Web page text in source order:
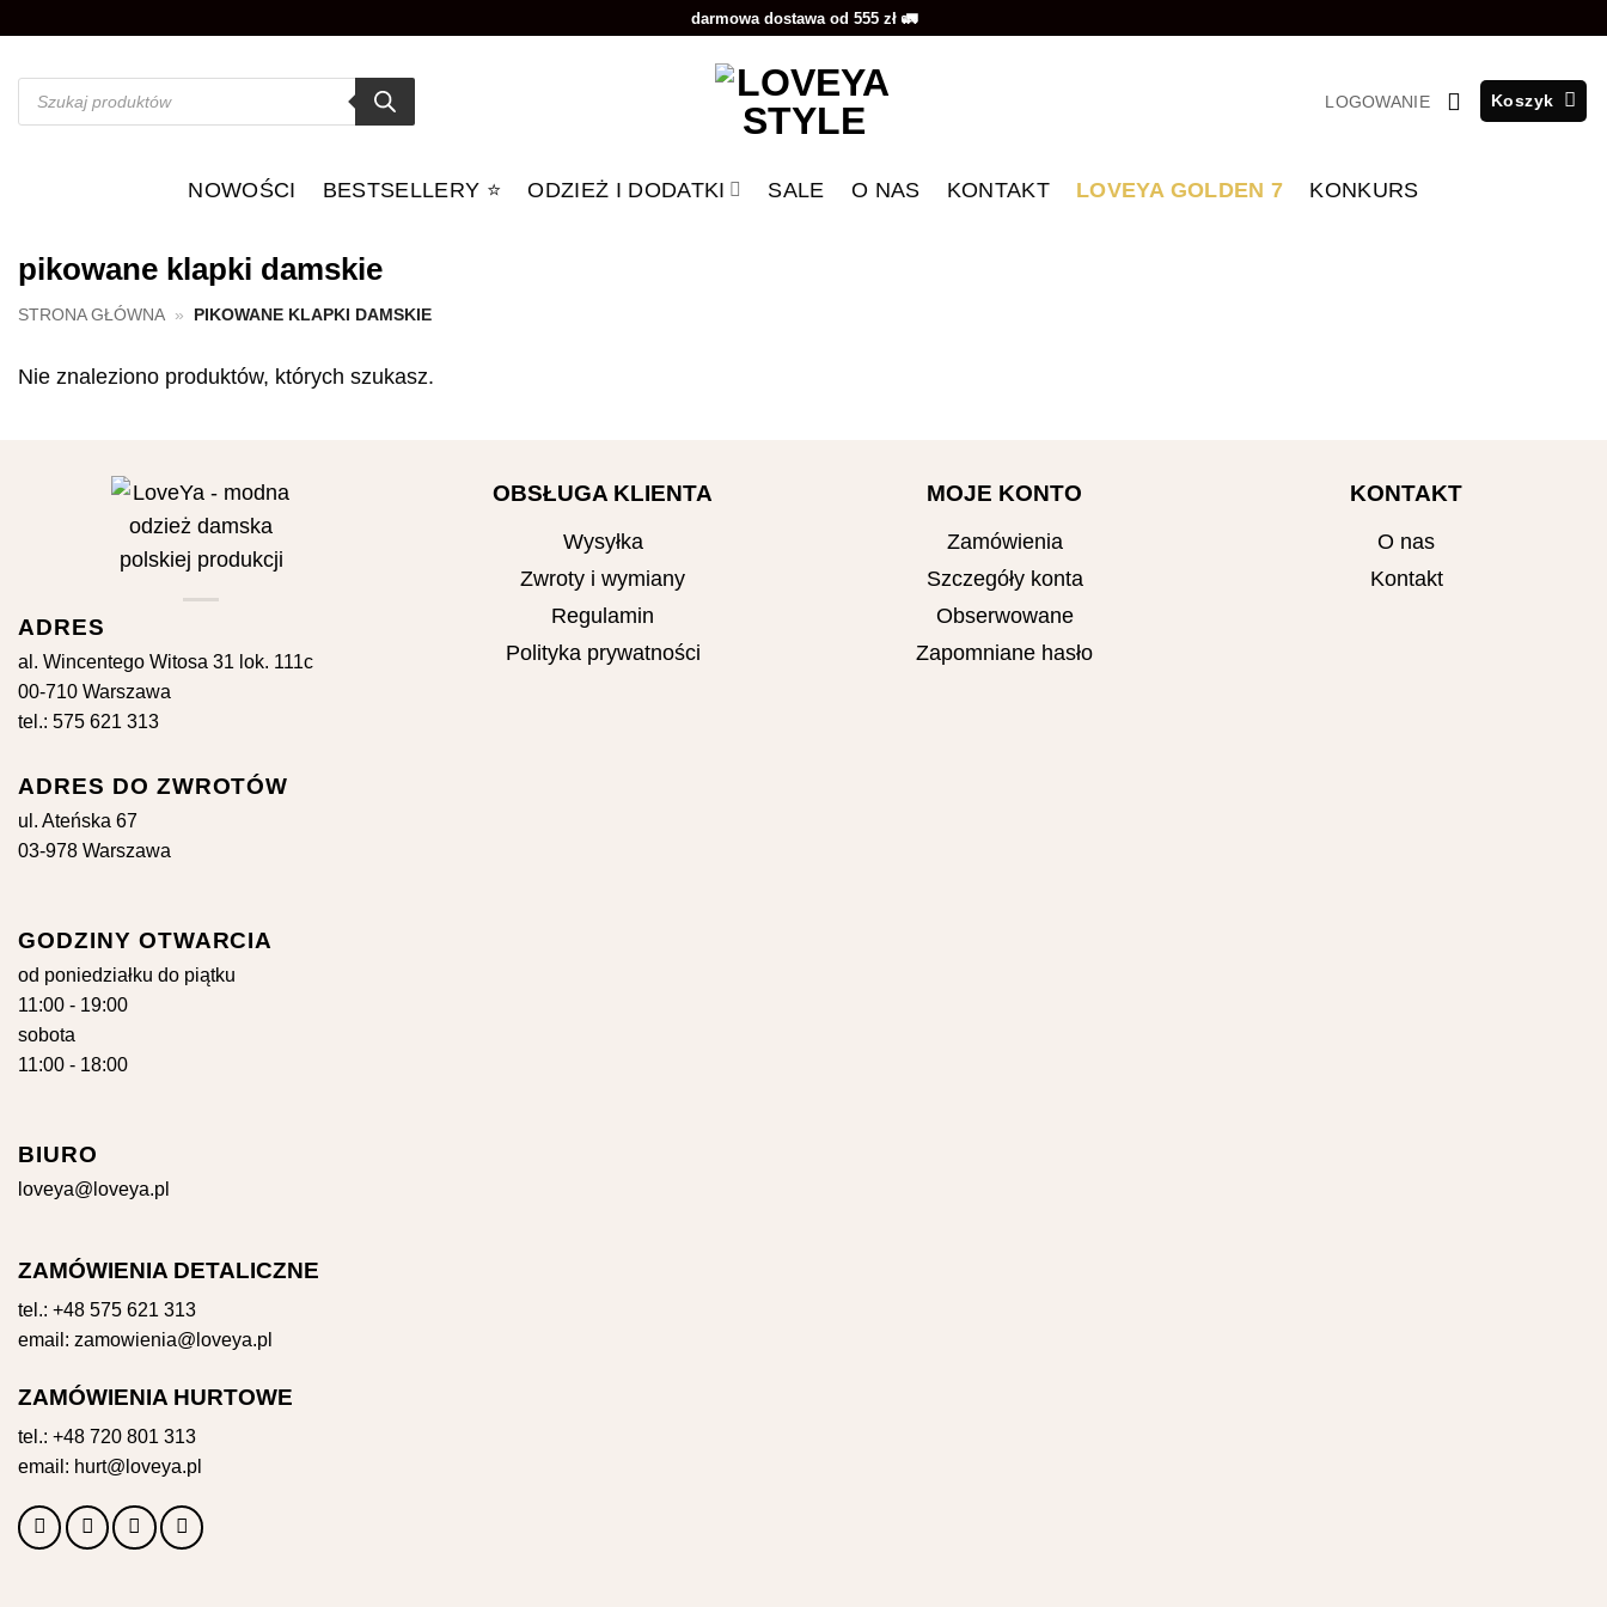
zawartości
darmowa dostawa od 555 zł 🚛
Wyszukiwarka
produktów
LOGOWANIE Koszyk
NOWOŚCI BESTSELLERY ⭐️ ODZIEŻ I DODATKI SALE O NAS KONTAKT LOVEYA GOLDEN 7 KONKURS
pikowane klapki damskie
STRONA GŁÓWNA » PIKOWANE KLAPKI DAMSKIE
Nie znaleziono produktów, których szukasz.
ADRES
al. Wincentego Witosa 31 lok. 111c
00-710 Warszawa
tel.: 575 621 313
ADRES DO ZWROTÓW
ul. Ateńska 67
03-978 Warszawa
GODZINY OTWARCIA
od poniedziałku do piątku
11:00 - 19:00
sobota
11:00 - 18:00
BIURO
loveya@loveya.pl
ZAMÓWIENIA DETALICZNE
tel.: +48 575 621 313
email: zamowienia@loveya.pl
ZAMÓWIENIA HURTOWE
tel.: +48 720 801 313
email: hurt@loveya.pl
OBSŁUGA KLIENTA
Wysyłka
Zwroty i wymiany
Regulamin
Polityka prywatności
MOJE KONTO
Zamówienia
Szczegóły konta
Obserwowane
Zapomniane hasło
KONTAKT
O nas
Kontakt